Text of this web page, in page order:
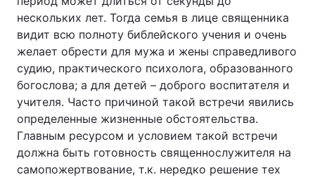
нескольких лет. Тогда семья в лице священника
видит всю полноту библейского учения и очень
желает обрести для мужа и жены справедливого
судию, практического психолога, образованного
богослова; а для детей – доброго воспитателя и
учителя. Часто причиной такой встречи явились
определенные жизненные обстоятельства.
Главным ресурсом и условием такой встречи
должна быть готовность священнослужителя на
самопожертвование, т.к. нередко решение тех